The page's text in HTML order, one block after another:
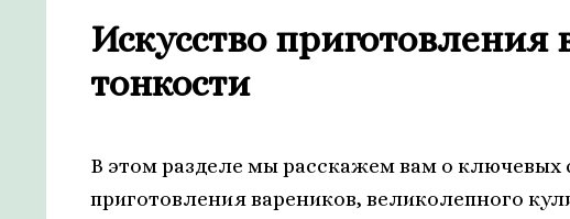
Искусство приготовления
тонкости
В этом разделе мы расскажем вам о ключевых
приготовления вареников, великолепного